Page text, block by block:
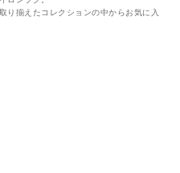
り揃えたコレクションの中からお気に入